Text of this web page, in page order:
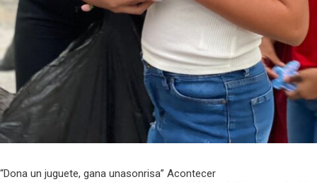
“Dona un juguete, gana unasonrisa” Acontecer